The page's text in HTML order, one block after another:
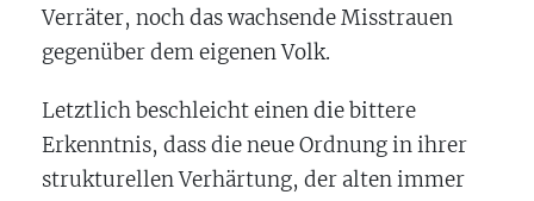
Verräter, noch das wachsende Misstrauen
gegenüber dem eigenen Volk.
Letztlich beschleicht einen die bittere
Erkenntnis, dass die neue Ordnung in ihrer
strukturellen Verhärtung, der alten immer